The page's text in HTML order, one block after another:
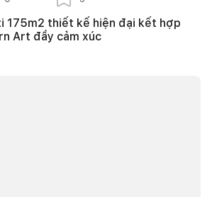
175m2 thiết kế hiện đại kết hợp
Art đầy cảm xúc